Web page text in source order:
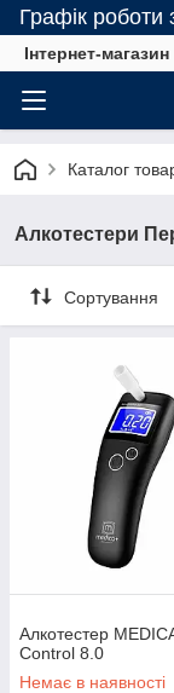
Графік роботи
Інтернет-
Каталог
Алкотестери
Сортування
Алкотестер
Control 8.0
Немає в наявності